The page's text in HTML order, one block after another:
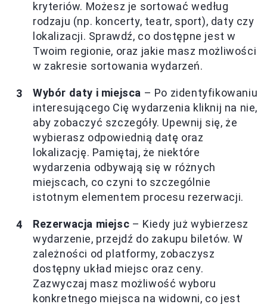
kryteriów. Możesz je sortować według
rodzaju (np. koncerty, teatr, sport), daty czy
lokalizacji. Sprawdź, co dostępne jest w
Twoim regionie, oraz jakie masz możliwości
w zakresie sortowania wydarzeń.
Wybór daty i miejsca – Po zidentyfikowaniu
interesującego Cię wydarzenia kliknij na nie,
aby zobaczyć szczegóły. Upewnij się, że
wybierasz odpowiednią datę oraz
lokalizację. Pamiętaj, że niektóre
wydarzenia odbywają się w różnych
miejscach, co czyni to szczególnie
istotnym elementem procesu rezerwacji.
Rezerwacja miejsc – Kiedy już wybierzesz
wydarzenie, przejdź do zakupu biletów. W
zależności od platformy, zobaczysz
dostępny układ miejsc oraz ceny.
Zazwyczaj masz możliwość wyboru
konkretnego miejsca na widowni, co jest